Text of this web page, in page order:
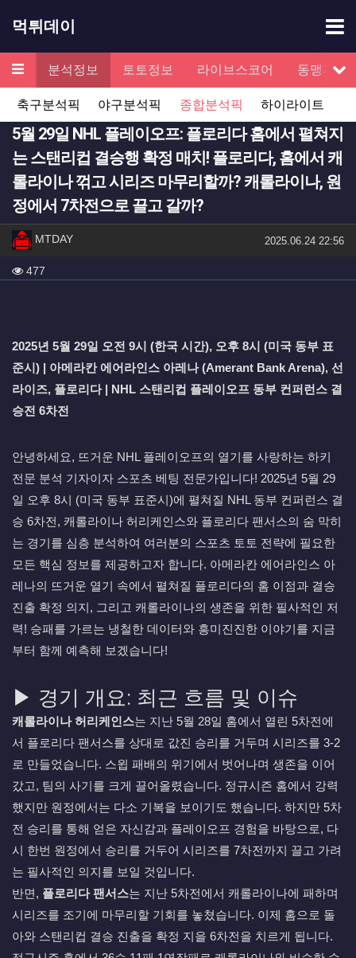
먹튀데이
메뉴
증 분석정보 토토정보 라이브스코어
동맹제휴
축구분석픽
야구분석픽 종합분석픽 하이라이트
5월 29일 NHL 플레이오프: 플로리다 홈에서 펼쳐지
는 스탠리컵 결승행 확정 매치! 플로리다, 홈에서 캐
롤라이나 꺾고 시리즈 마무리할까? 캐롤라이나, 원
정에서 7차전으로 끌고 갈까?
작성자 정보
MTDAY작성 작성일
2025.06.24 22:56
컨텐츠 정보
477
2025년 5월 29일 오전 9시 (한국 시간), 오후 8시 (미국 동부 표
준시) | 아메라칸 에어라인스 아레나 (Amerant Bank Arena), 선
라이즈, 플로리다 | NHL 스탠리컵 플레이오프 동부 컨퍼런스 결
승전 6차전
안녕하세요, 뜨거운 NHL 플레이오프의 열기를 사랑하는 하키
전문 분석 기자이자 스포츠 베팅 전문가입니다! 2025년 5월 29
일 오후 8시 (미국 동부 표준시)에 펼쳐질 NHL 동부 컨퍼런스 결
승 6차전, 캐롤라이나 허리케인스와 플로리다 팬서스의 숨 막히
는 경기를 심층 분석하여 여러분의 스포츠 토토 전략에 필요한
모든 핵심 정보를 제공하고자 합니다. 아메라칸 에어라인스 아
레나의 뜨거운 열기 속에서 펼쳐질 플로리다의 홈 이점과 결승
진출 확정 의지, 그리고 캐롤라이나의 생존을 위한 필사적인 저
력! 승패를 가르는 냉철한 데이터와 흥미진진한 이야기를 지금
부터 함께 예측해 보겠습니다!
▶ 경기 개요: 최근 흐름 및 이슈
캐롤라이나 허리케인스는 지난 5월 28일 홈에서 열린 5차전에
서 플로리다 팬서스를 상대로 값진 승리를 거두며 시리즈를 3-2
로 만들었습니다. 스윕 패배의 위기에서 벗어나며 생존을 이어
갔고, 팀의 사기를 크게 끌어올렸습니다. 정규시즌 홈에서 강력
했지만 원정에서는 다소 기복을 보이기도 했습니다. 하지만 5차
전 승리를 통해 얻은 자신감과 플레이오프 경험을 바탕으로, 다
시 한번 원정에서 승리를 거두어 시리즈를 7차전까지 끌고 가려
는 필사적인 의지를 보일 것입니다.
반면, 플로리다 팬서스는 지난 5차전에서 캐롤라이나에 패하며
시리즈를 조기에 마무리할 기회를 놓쳤습니다. 이제 홈으로 돌
아와 스탠리컵 결승 진출을 확정 지을 6차전을 치르게 됩니다.